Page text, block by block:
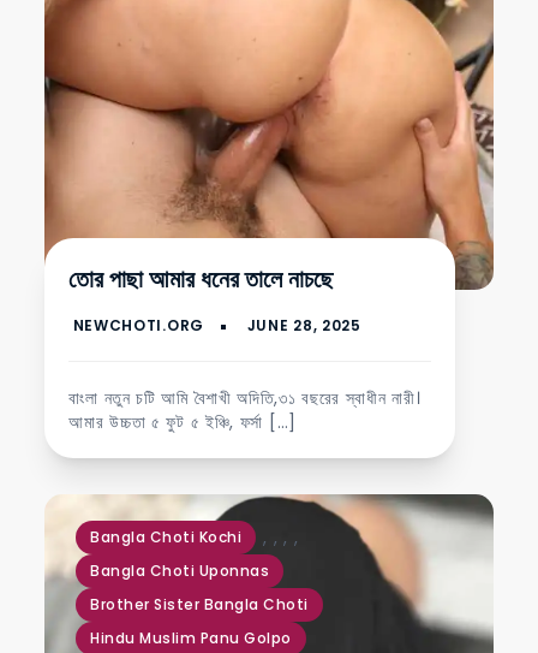
তোর পাছা আমার ধনের তালে নাচছে
বাংলা নতুন চটি আমি বৈশাখী অদিতি,৩১ বছরের স্বাধীন নারী।
আমার উচ্চতা ৫ ফুট ৫ ইঞ্চি, ফর্সা […]
Bangla Choti Kochi ,
Bangla Choti Uponnas
,
Brother Sister Bangla Choti
,
Hindu Muslim Panu Golpo
,